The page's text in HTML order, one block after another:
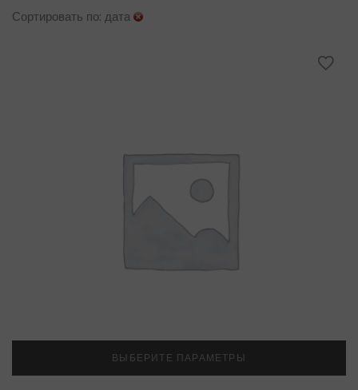
Сортировать по: дата
ВЫБЕРИТЕ ПАРАМЕТРЫ